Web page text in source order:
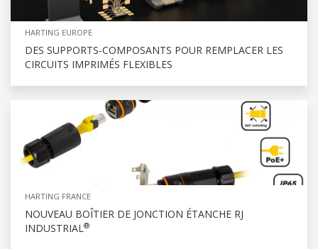
HARTING EUROPE
DES SUPPORTS-COMPOSANTS POUR REMPLACER LES
CIRCUITS IMPRIMÉS FLEXIBLES
HARTING FRANCE
NOUVEAU BOÎTIER DE JONCTION ÉTANCHE RJ
INDUSTRIAL ®